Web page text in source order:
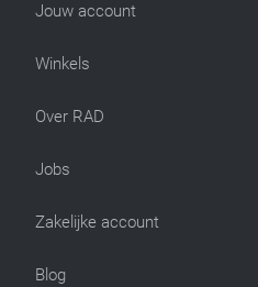
Jouw account
Winkels
Over RAD
Jobs
Zakelijke account
Blog